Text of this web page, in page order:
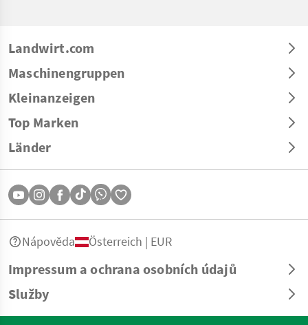
Landwirt.com
Maschinengruppen
Kleinanzeigen
Top Marken
Länder
Impressum a ochrana osobních údajů
Služby
Nápověda Österreich | EUR